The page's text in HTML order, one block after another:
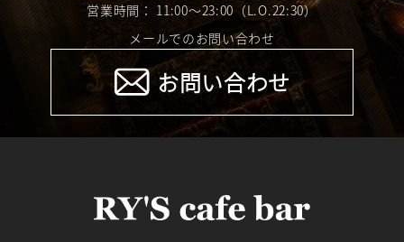
営業時間： 11:00～23:00（L.O.22:30）
メールでのお問い合わせ
お問い合わせ